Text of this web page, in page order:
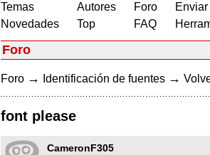
Temas
Novedades
Autores
Top
Foro
FAQ
Foro
Foro → Identificación de fuentes →
font please
CameronF305